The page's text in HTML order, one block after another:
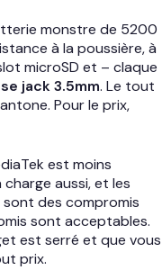
monstre de 5200
à la poussière, à
microSD et – claque
jack 3.5mm. Le tout
Pour le prix,
est moins
aussi, et les
des compromis
sont acceptables.
est serré et que vous
prix.